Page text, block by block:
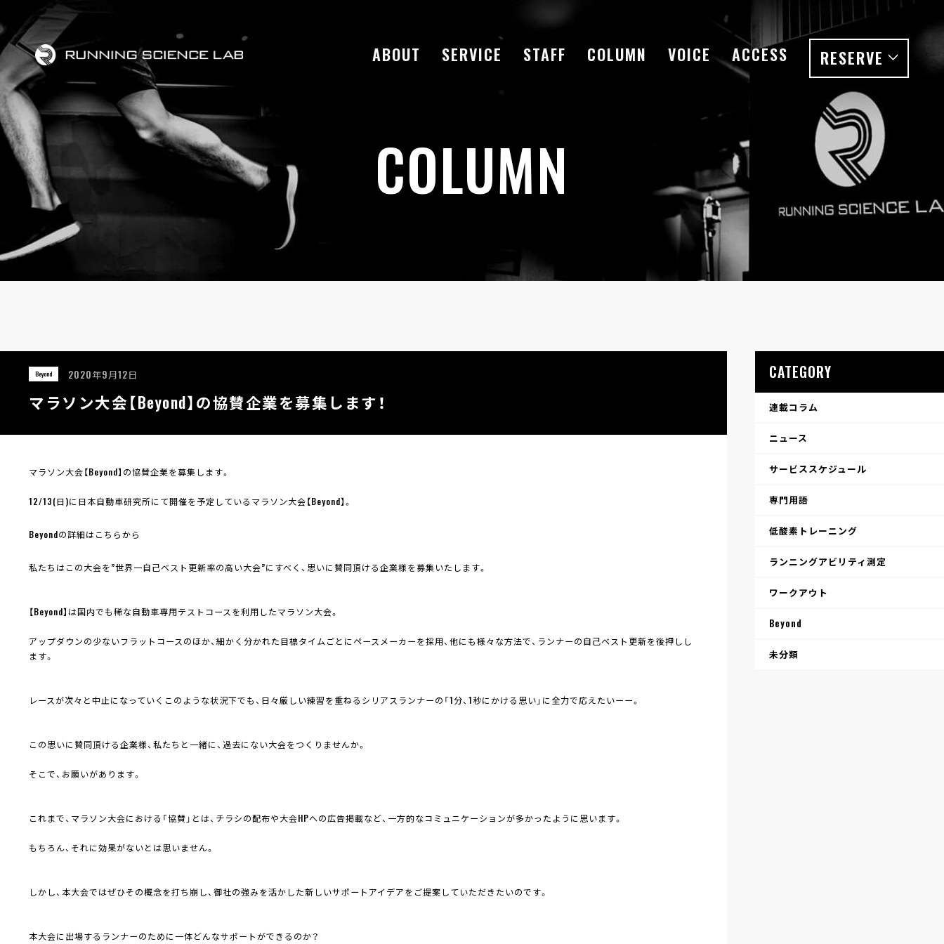
ABOUT SERVICE STAFF COLUMN VOICE ACCESS RESERVE
COLUMN
Beyond 2020年9月12日
マラソン大会【Beyond】の協賛企業を募集します！
マラソン大会【Beyond】の協賛企業を募集します。
12/13(日)に日本自動車研究所にて開催を予定しているマラソン大会【Beyond】。
Beyondの詳細はこちらから
私たちはこの大会を”世界一自己ベスト更新率の高い大会”にすべく、思いに賛同頂ける企業様を募集いたします。
【Beyond】は国内でも稀な自動車専用テストコースを利用したマラソン大会。
アップダウンの少ないフラットコースのほか、細かく分かれた目標タイムごとにペースメーカーを採用、他にも様々な方法で、ランナーの自己ベスト更新を後押しし
ます。
レースが次々と中止になっていくこのような状況下でも、日々厳しい練習を重ねるシリアスランナーの「1分、1秒にかける思い」に全力で応えたいーー。
この思いに賛同頂ける企業様、私たちと一緒に、過去にない大会をつくりませんか。
そこで、お願いがあります。
これまで、マラソン大会における「協賛」とは、チラシの配布や大会HPへの広告掲載など、一方的なコミュニケーションが多かったように思います。
もちろん、それに効果がないとは思いません。
しかし、本大会ではぜひその概念を打ち崩し、御社の強みを活かした新しいサポートアイデアをご提案していただきたいのです。
本大会に出場するランナーのために一体どんなサポートができるのか？
CATEGORY
連載コラム
ニュース
サービススケジュール
専門用語
低酸素トレーニング
ランニングアビリティ測定
ワークアウト
Beyond
未分類